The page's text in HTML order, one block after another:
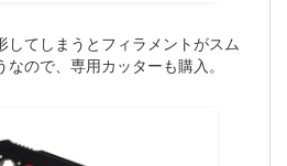
してしまうとフィラメントがスム
ので、専用カッターも購入。